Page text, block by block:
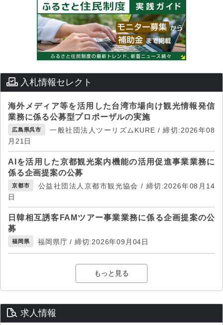
入札情報セレクト
海外メディア等を活用した台湾市場向け観光情報発信
業務に係る公募型プロポーザルの実施
広島県呉市
一般社団法人ツーリズムKURE / 締切:2026年08
月21日
AIを活用した京都観光案内機能の活用促進事業業務に
係る企画提案の公募
京都市
公益社団法人京都市観光協会 / 締切:2026年08月14
日
日韓相互誘客FAMツアー事業業務に係る企画提案の公
募
福岡県 福岡県庁 / 締切:2026年09月04日
もっと見る
求人情報